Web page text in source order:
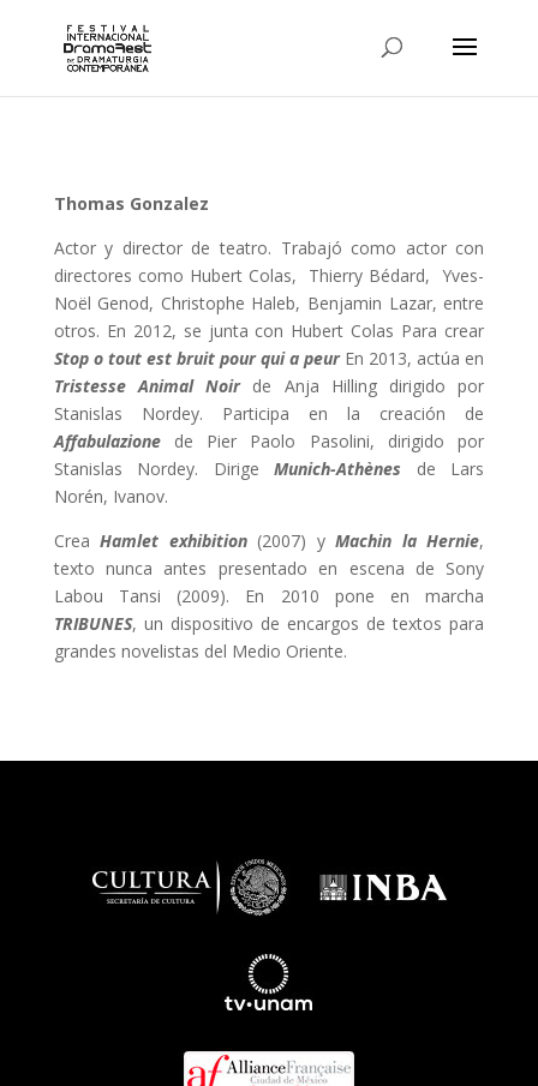
Thomas Gonzalez
Actor y director de teatro. Trabajó como actor con
directores como Hubert Colas, Thierry Bédard, Yves-
Noël Genod, Christophe Haleb, Benjamin Lazar, entre
otros. En 2012, se junta con Hubert Colas Para crear
Stop o tout est bruit pour qui a peurEn 2013, actúa en
Tristesse Animal Noirde Anja Hilling dirigido por
Stanislas Nordey. Participa en la creación de
Affabulazionede Pier Paolo Pasolini, dirigido por
Stanislas Nordey. DirigeMunich-Athènes de Lars
Norén, Ivanov.
CreaHamlet exhibition(2007) yMachin la Hernie,
texto nunca antes presentado en escena de Sony
Labou Tansi (2009). En 2010 pone en marcha
TRIBUNES, un dispositivo de encargos de textos para
grandes novelistas del Medio Oriente.